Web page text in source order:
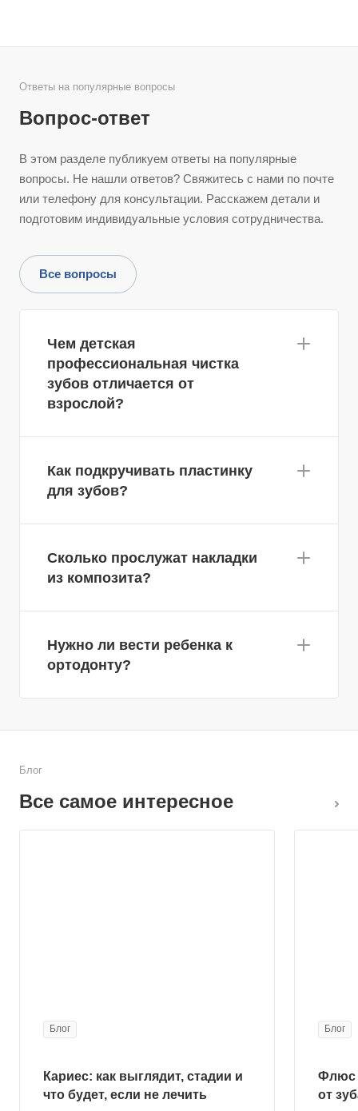
Ответы на популярные вопросы
Вопрос-ответ
В этом разделе публикуем ответы на популярные
вопросы. Не нашли ответов? Свяжитесь с нами по почте
или телефону для консультации. Расскажем детали и
подготовим индивидуальные условия сотрудничества.
Все вопросы
Чем детская
профессиональная чистка
зубов отличается от
взрослой?
Как подкручивать пластинку
для зубов?
Сколько прослужат накладки
из композита?
Нужно ли вести ребенка к
ортодонту?
Блог
Все самое интересное
Блог
Кариес: как выглядит, стадии и
что будет, если не лечить
Блог
Флюс
от